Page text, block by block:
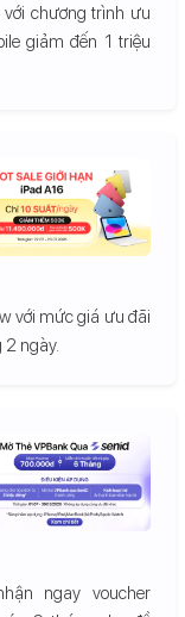
chương trình ưu
giảm đến 1 triệu
với mức giá ưu đãi
2 ngày.
ngay voucher